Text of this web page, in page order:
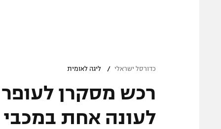
ברחבה
"מעל הליגה" – פודקאסט
"מחצית בשכונה" – פודקאסט
מכבי
בית"ר
כדורסל ישראלי / ליגה לאומית
רכש מסקרן
לעונה אחת